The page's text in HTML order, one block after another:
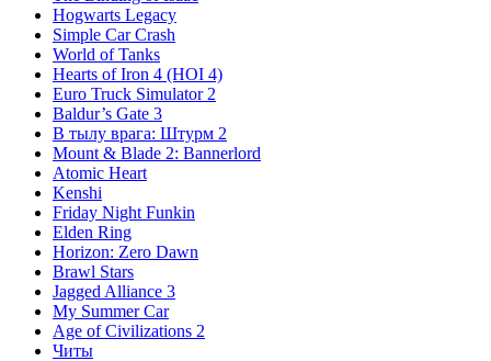
Hogwarts Legacy
Simple Car Crash
World of Tanks
Hearts of Iron 4 (HOI 4)
Euro Truck Simulator 2
Baldur’s Gate 3
В тылу врага: Штурм 2
Mount & Blade 2: Bannerlord
Atomic Heart
Kenshi
Friday Night Funkin
Elden Ring
Horizon: Zero Dawn
Brawl Stars
Jagged Alliance 3
My Summer Car
Age of Civilizations 2
Читы